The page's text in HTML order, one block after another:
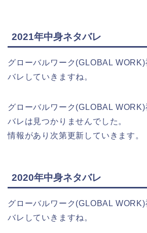
2021年中身ネタバレ
グローバルワーク(GLOBAL
バレしていきますね。
グローバルワーク(GLOBAL
バレは見つかりませんでした。
情報があり次第更新していきます。
2020年中身ネタバレ
グローバルワーク(GLOBAL
バレしていきますね。